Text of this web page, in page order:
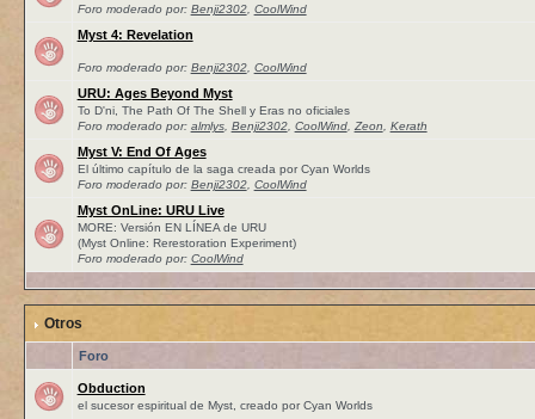
Foro moderado por: Benji2302, CoolWind
Myst 4: Revelation
Foro moderado por: Benji2302, CoolWind
URU: Ages Beyond Myst
To D'ni, The Path Of The Shell y Eras no oficiales
Foro moderado por: almlys, Benji2302, CoolWind, Zeon Kerath
Myst V: End Of Ages
El último capítulo de la saga creada por Cyan Worlds
Foro moderado por: Benji2302, CoolWind
Myst OnLine: URU Live
MORE: Versión EN LÍNEA de URU
(Myst Online: Rerestoration Experiment)
Foro moderado por: CoolWind
Otros
Foro
Obduction
el sucesor espiritual de Myst, creado por Cyan Worlds